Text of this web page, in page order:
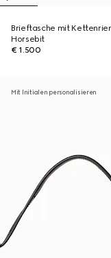
Brieftasche mit
Horsebit
€ 1.500
Mit Initialen personalisieren